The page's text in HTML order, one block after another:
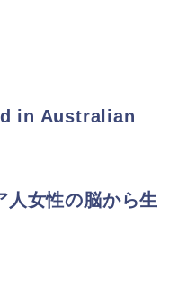
in Australian
人女性の脳から生